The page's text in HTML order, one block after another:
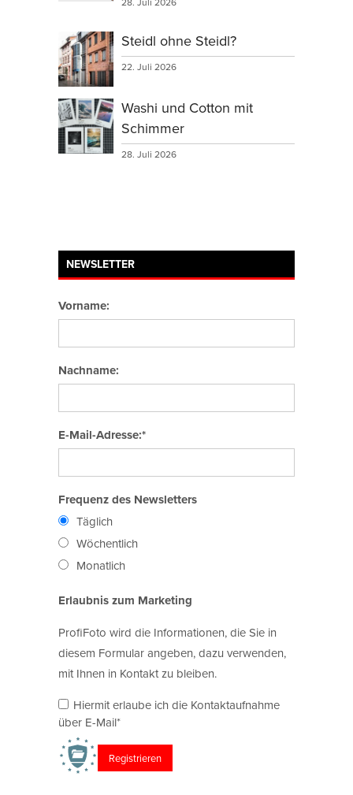
Steidl ohne Steidl?
22. Juli 2026
Washi und Cotton mit
Schimmer
28. Juli 2026
NEWSLETTER
Vorname:
Nachname:
E-Mail-Adresse:*
Frequenz des Newsletters
Täglich
Wöchentlich
Monatlich
Erlaubnis zum Marketing
ProfiFoto wird die Informationen, die Sie in
diesem Formular angeben, dazu verwenden,
mit Ihnen in Kontakt zu bleiben.
Hiermit erlaube ich die Kontaktaufnahme
über E-Mail*